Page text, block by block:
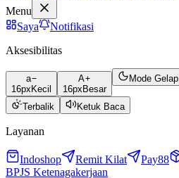
Menu
Saya
Notifikasi
Aksesibilitas
a
16px Kecil
A
16px Besar
Mode Gelap
Terbalik Ketuk Baca
Layanan
Indoshop Remit Kilat Pay88
BPJS Ketenagakerjaan